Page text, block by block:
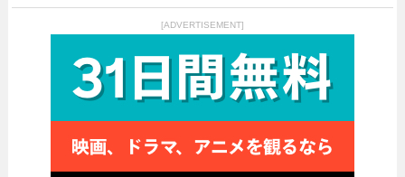
[ADVERTISEMENT]